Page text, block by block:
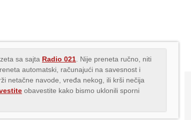
sa sajta Radio 021 . Nije preneta ručno, niti
automatski, računajući na savesnost i
netačne navode, vređa nekog, ili krši nečija
obavestite kako bismo uklonili sporni